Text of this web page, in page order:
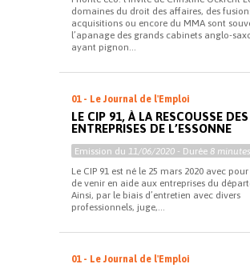
domaines du droit des affaires, des
acquisitions ou encore du MMA sont
l’apanage des grands cabinets anglo-
ayant pignon...
01 - Le Journal de l'Emploi
LE CIP 91, À LA RESCOUSSE DES
ENTREPRISES DE L’ESSONNE
Emission du 11/06/2020 - Durée 8 minutes
Le CIP 91 est né le 25 mars 2020 avec
de venir en aide aux entreprises du
Ainsi, par le biais d’entretien avec divers
professionnels, juge,...
01 - Le Journal de l'Emploi